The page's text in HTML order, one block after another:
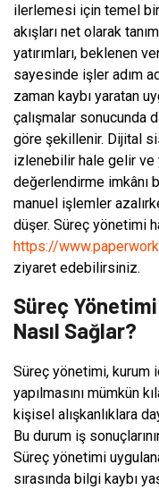
ilerlemesi için temel
akışları net olarak
yatırımları, beklenen
sayesinde işler adım
zaman kaybı yaratan
çalışmalar sonucunda
göre şekillenir. Dijital
izlenebilir hale gelir ve
değerlendirme imkânı
manuel işlemler
düşer. Süreç yönetimi
https://
ziyaret edebilirsiniz.
Süreç
Nasıl Sağlar?
Süreç yönetimi, kurum
yapılmasını mümkün
kişisel alışkanlıklara
Bu durum iş
Süreç yönetimi
sırasında bilgi kaybı